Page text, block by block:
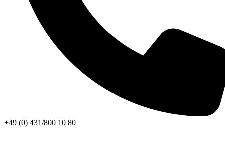
+49 (0) 431/800 10 80